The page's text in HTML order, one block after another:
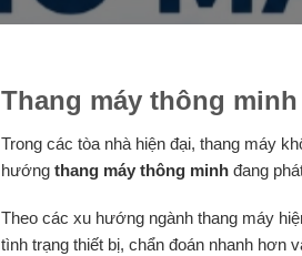
Thang máy thông
Trong các tòa nhà hiện đại, thang máy
hướng thang máy thông minh đang
Theo các xu hướng ngành thang máy
tình trạng thiết bị, chẩn đoán nhanh hơn